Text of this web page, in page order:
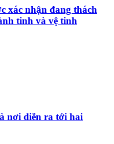
xác nhận đang thách
tinh và vệ tinh
nơi diễn ra tới hai